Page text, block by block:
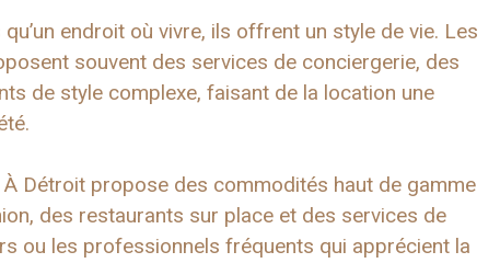
endroit où vivre, ils offrent un style de vie. Les
souvent des services de conciergerie, des
de style complexe, faisant de la location une
À Détroit propose des commodités haut de gamme
des restaurants sur place et des services de
ou les professionnels fréquents qui apprécient la